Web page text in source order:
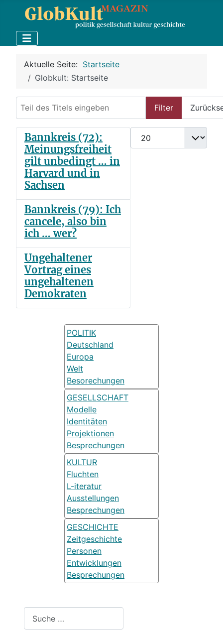
Aktuelle Seite: Startseite
Globkult: Startseite
Filter
Anzeige #
Bannkreis (72):
Meinungsfreiheit
gilt unbedingt … in
Harvard und in
Sachsen
Bannkreis (79): Ich
cancele, also bin
ich … wer?
Ungehaltener
Vortrag eines
ungehaltenen
Demokraten
POLITIK
Deutschland
Europa
Welt
Besorechungen
GESELLSCHAFT
Modelle
Identitäten
Projektionen
Besprechungen
KULTUR
Fluchten
L-iteratur
Ausstellungen
Besprechungen
GESCHICHTE
Zeitgeschichte
Personen
Entwicklungen
Besprechungen